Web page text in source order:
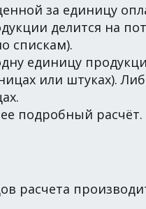
за единицу
делится на
спискам).
единицу
или штуках).
подробный расчёт.
расчета